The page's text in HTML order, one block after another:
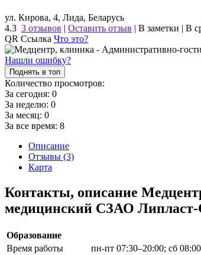
ул. Кирова, 4, Лида, Беларусь
4.3 3 отзывов | Оставить отзыв | В заметки | В
QR Ссылка Что это?
Нашли ошибку?
Поднять в топ
Количество просмотров:
За сегодня: 0
За неделю: 0
За месяц: 0
За все время: 8
Описание
Отзывы (3)
Карта
Контакты, описание
медицинский СЗАО
Образование
Время работы
пн-пт 07:30–20:00; сб